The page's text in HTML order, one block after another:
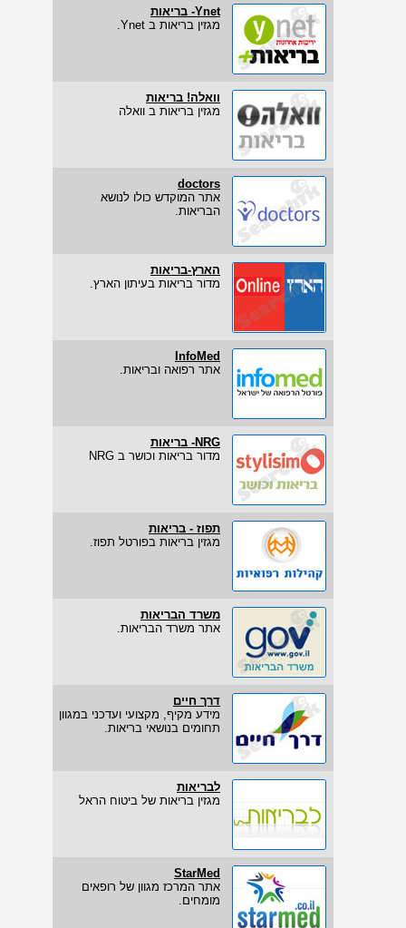
Ynet- בריאות
מגזין בריאות ב Ynet.
וואלה! בריאות
מגזין בריאות ב וואלה
doctors
אתר המוקדש כולו לנושא
הבריאות.
הארץ-בריאות
מדור בריאות בעיתון הארץ.
InfoMed
אתר רפואה ובריאות.
NRG- בריאות
מדור בריאות וכושר ב NRG
תפוז - בריאות
מגזין בריאות בפורטל תפוז.
משרד הבריאות
אתר משרד הבריאות.
דרך חיים
מידע מקיף, מקצועי ועדכני במגוון
תחומים בנושאי בריאות.
לבריאות
מגזין בריאות של ביטוח הראל
StarMed
אתר המרכז מגוון של רופאים
מומחים.